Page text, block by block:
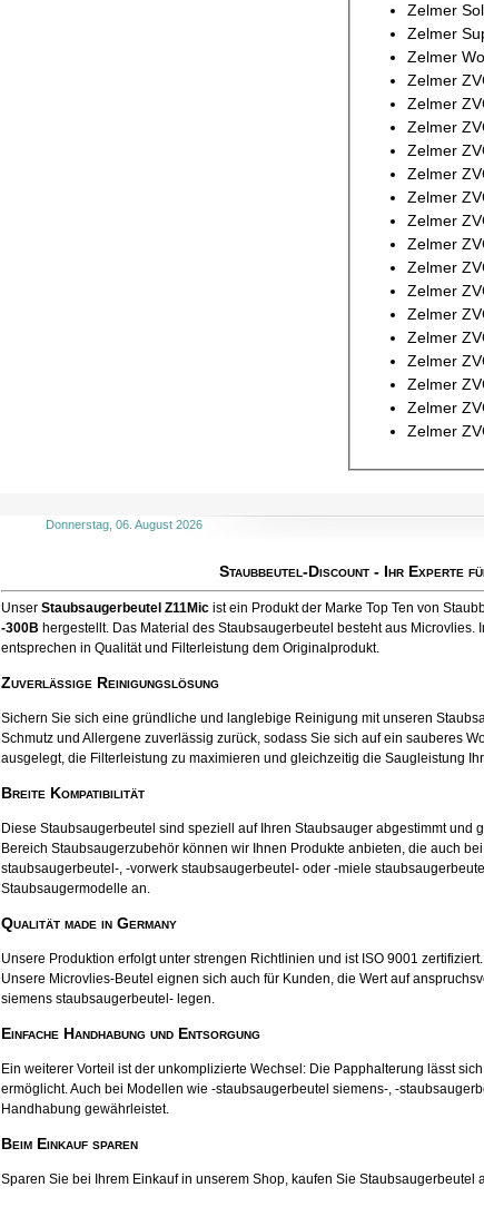
Zelmer
Zelmer
Zelmer
Zelmer
Zelmer
Zelmer
Zelmer
Zelmer
Zelmer
Zelmer
Zelmer
Zelmer
Zelmer
Zelmer
Zelmer
Zelmer
Zelmer
Zelmer
Zelmer
Donnerstag, 06. August 2026
Staubbeutel-Discount - Ihr Experte
Unser Staubsaugerbeutel Z11Mic ist ein Produkt der Marke Top Ten von
-300B hergestellt. Das Material des Staubsaugerbeutel besteht aus Microvlies.
entsprechen in Qualität und Filterleistung dem Originalprodukt.
Zuverlässige Reinigungslösung
Sichern Sie sich eine gründliche und langlebige Reinigung mit unseren
Schmutz und Allergene zuverlässig zurück, sodass Sie sich auf ein sauberes
ausgelegt, die Filterleistung zu maximieren und gleichzeitig die Saugleistung
Breite Kompatibilität
Diese Staubsaugerbeutel sind speziell auf Ihren Staubsauger abgestimmt
Bereich Staubsaugerzubehör können wir Ihnen Produkte anbieten, die auch
staubsaugerbeutel-, -vorwerk staubsaugerbeutel- oder -miele
Staubsaugermodelle an.
Qualität made in Germany
Unsere Produktion erfolgt unter strengen Richtlinien und ist ISO 9001
Unsere Microvlies-Beutel eignen sich auch für Kunden, die Wert auf
siemens staubsaugerbeutel- legen.
Einfache Handhabung und Entsorgung
Ein weiterer Vorteil ist der unkomplizierte Wechsel: Die Papphalterung lässt
ermöglicht. Auch bei Modellen wie -staubsaugerbeutel siemens-, -
Handhabung gewährleistet.
Beim Einkauf sparen
Sparen Sie bei Ihrem Einkauf in unserem Shop, kaufen Sie